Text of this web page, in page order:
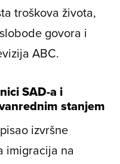
troškova života,
govora i
ABC.
SAD-a i
stanjem
izvršne
imigracija na